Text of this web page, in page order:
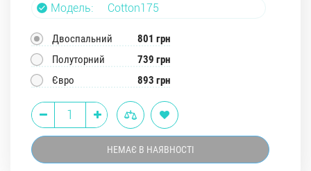
Модель:
Cotton175
Двоспальний
801 грн
Полуторний
739 грн
Євро
893 грн
НЕМАЄ В НАЯВНОСТІ